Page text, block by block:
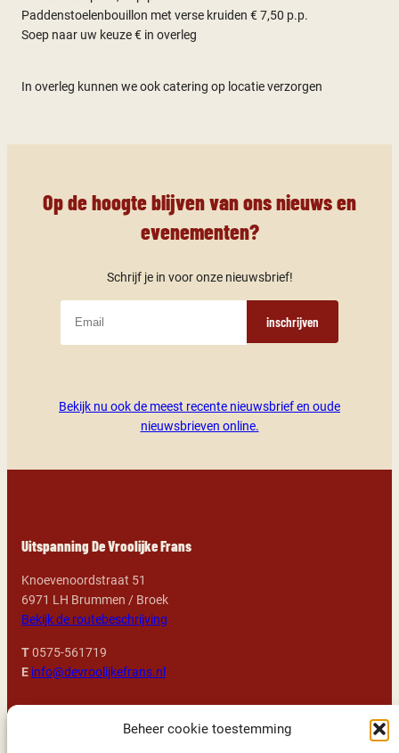
Beheer cookie toestemming
Paddenstoelenbouillon met verse kruiden € 7,50 p.p.
Soep naar uw keuze € in overleg
In overleg kunnen we ook catering op locatie verzorgen
Op de hoogte blijven van ons nieuws en
evenementen?
Schrijf je in voor onze nieuwsbrief!
inschrijven
Bekijk nu ook de meest recente nieuwsbrief en oude
nieuwsbrieven online.
Uitspanning De Vroolijke Frans
Knoevenoordstraat 51
6971 LH Brummen / Broek
Bekijk de routebeschrijving
T0575-561719
E info@devroolijkefrans.nl